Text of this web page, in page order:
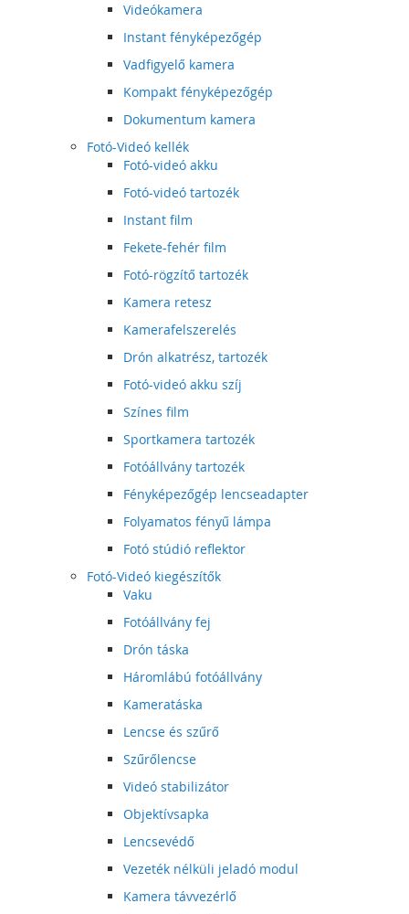
Videókamera
Instant fényképezőgép
Vadfigyelő kamera
Kompakt fényképezőgép
Dokumentum kamera
Fotó-Videó kellék
Fotó-videó akku
Fotó-videó tartozék
Instant film
Fekete-fehér film
Fotó-rögzítő tartozék
Kamera retesz
Kamerafelszerelés
Drón alkatrész, tartozék
Fotó-videó akku szíj
Színes film
Sportkamera tartozék
Fotóállvány tartozék
Fényképezőgép lencseadapter
Folyamatos fényű lámpa
Fotó stúdió reflektor
Fotó-Videó kiegészítők
Vaku
Fotóállvány fej
Drón táska
Háromlábú fotóállvány
Kameratáska
Lencse és szűrő
Szűrőlencse
Videó stabilizátor
Objektívsapka
Lencsevédő
Vezeték nélküli jeladó modul
Kamera távvezérlő